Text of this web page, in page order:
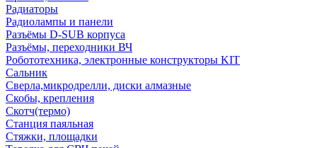
Радиаторы
Радиолампы и панели
Разъёмы D-SUB корпуса
Разъёмы, переходники ВЧ
Робототехника, электронные конструкторы KIT
Сальник
Сверла,микродрелли, диски алмазные
Скобы, крепления
Скотч(термо)
Станция паяльная
Стяжки, площадки